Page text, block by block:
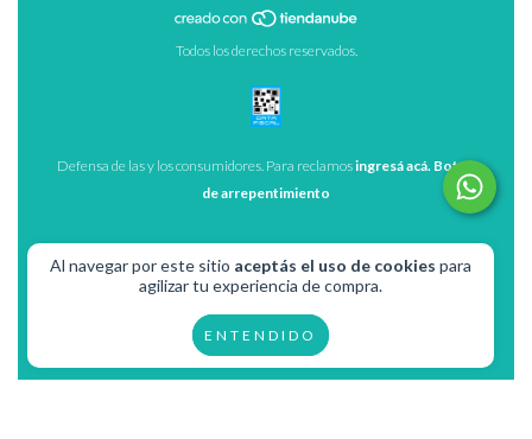
Al navegar por este sitio aceptás el uso de cookies para
agilizar tu experiencia de compra.
ENTENDIDO
Todos los derechos reservados.
Defensa de las y los consumidores. Para reclamosingresá acá. Botón
de arrepentimiento